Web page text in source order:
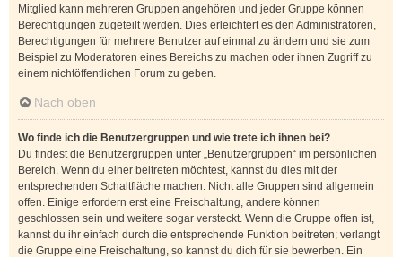
Mitglied kann mehreren Gruppen angehören und jeder Gruppe können
Berechtigungen zugeteilt werden. Dies erleichtert es den Administratoren,
Berechtigungen für mehrere Benutzer auf einmal zu ändern und sie zum
Beispiel zu Moderatoren eines Bereichs zu machen oder ihnen Zugriff zu
einem nichtöffentlichen Forum zu geben.
Nach oben
Wo finde ich die Benutzergruppen und wie trete ich ihnen bei?
Du findest die Benutzergruppen unter „Benutzergruppen“ im persönlichen
Bereich. Wenn du einer beitreten möchtest, kannst du dies mit der
entsprechenden Schaltfläche machen. Nicht alle Gruppen sind allgemein
offen. Einige erfordern erst eine Freischaltung, andere können
geschlossen sein und weitere sogar versteckt. Wenn die Gruppe offen ist,
kannst du ihr einfach durch die entsprechende Funktion beitreten; verlangt
die Gruppe eine Freischaltung, so kannst du dich für sie bewerben. Ein